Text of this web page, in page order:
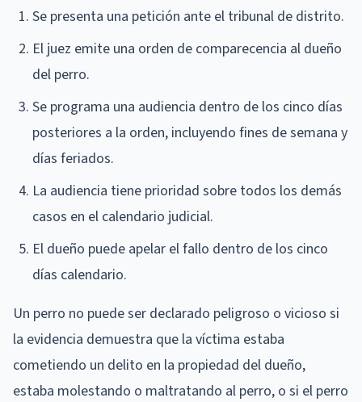
Se presenta una petición ante el tribunal de distrito.
El juez emite una orden de comparecencia al dueño
del perro.
Se programa una audiencia dentro de los cinco días
posteriores a la orden, incluyendo fines de semana y
días feriados.
La audiencia tiene prioridad sobre todos los demás
casos en el calendario judicial.
El dueño puede apelar el fallo dentro de los cinco
días calendario.
Un perro no puede ser declarado peligroso o vicioso si
la evidencia demuestra que la víctima estaba
cometiendo un delito en la propiedad del dueño,
estaba molestando o maltratando al perro, o si el perro